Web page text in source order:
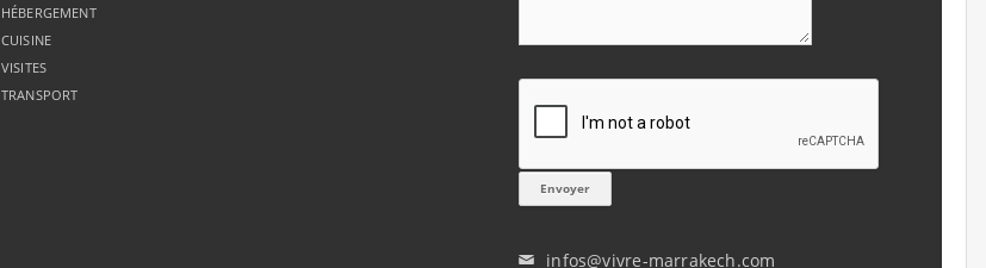
HÉBERGEMENT
CUISINE
VISITES
TRANSPORT
✉ infos@vivre-marrakech.com